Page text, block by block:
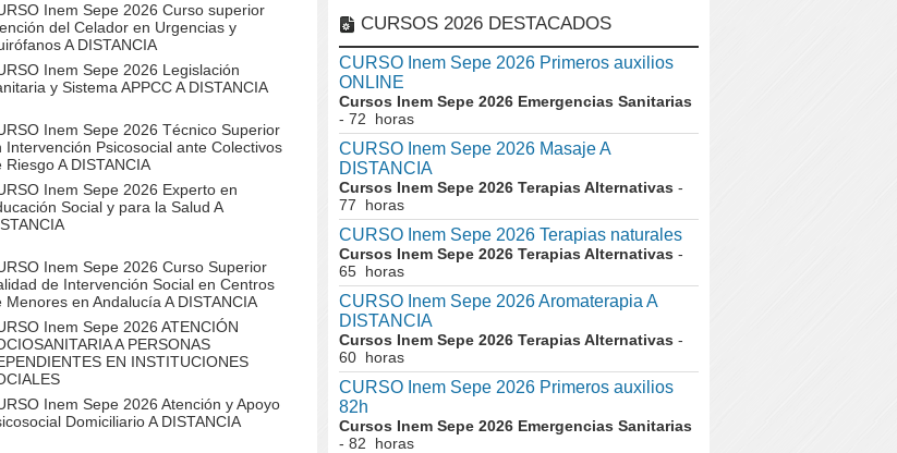
Inem Sepe 2026 Curso superior
del Celador en Urgencias y
A DISTANCIA
Inem Sepe 2026 Legislación
y Sistema APPCC A DISTANCIA
Inem Sepe 2026 Técnico Superior
Intervención Psicosocial ante Colectivos
Riesgo A DISTANCIA
Inem Sepe 2026 Experto en
Social y para la Salud A
Inem Sepe 2026 Curso Superior
de Intervención Social en Centros
Menores en Andalucía A DISTANCIA
Inem Sepe 2026 ATENCIÓN
A PERSONAS
EN INSTITUCIONES
Inem Sepe 2026 Atención y Apoyo
Domiciliario A DISTANCIA
CURSOS 2026 DESTACADOS
CURSO Inem Sepe 2026 Primeros auxilios
ONLINE
Cursos Inem Sepe 2026 Emergencias Sanitarias
- 72 horas
CURSO Inem Sepe 2026 Masaje A
DISTANCIA
Cursos Inem Sepe 2026 Terapias Alternativas -
77 horas
CURSO Inem Sepe 2026 Terapias naturales
Cursos Inem Sepe 2026 Terapias Alternativas -
65 horas
CURSO Inem Sepe 2026 Aromaterapia A
DISTANCIA
Cursos Inem Sepe 2026 Terapias Alternativas -
60 horas
CURSO Inem Sepe 2026 Primeros auxilios
82h
Cursos Inem Sepe 2026 Emergencias Sanitarias
- 82 horas